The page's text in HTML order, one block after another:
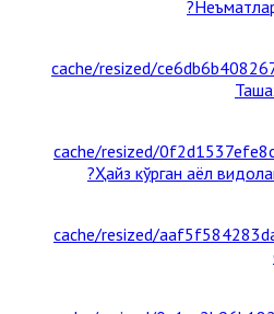
Ҳайз кўрган аёл